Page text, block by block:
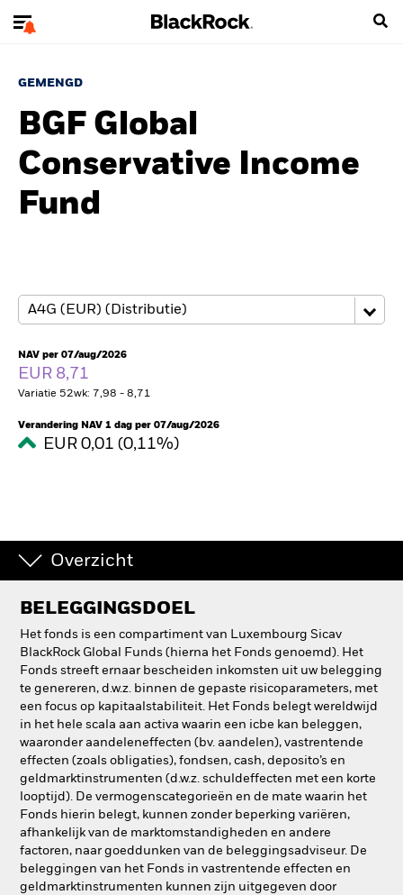
GEMENGD
BGF Global
Conservative Income
Fund
NAV per 07/aug/2026
EUR 8,71
Variatie 52wk: 7,98 - 8,71
Verandering NAV 1 dag per 07/aug/2026
EUR 0,01 (0,11%)
Overzicht
BELEGGINGSDOEL
Het fonds is een compartiment van Luxembourg Sicav
BlackRock Global Funds (hierna het Fonds genoemd). Het
Fonds streeft ernaar bescheiden inkomsten uit uw belegging
te genereren, d.w.z. binnen de gepaste risicoparameters, met
een focus op kapitaalstabiliteit. Het Fonds belegt wereldwijd
in het hele scala aan activa waarin een icbe kan beleggen,
waaronder aandeleneffecten (bv. aandelen), vastrentende
effecten (zoals obligaties), fondsen, cash, deposito’s en
geldmarktinstrumenten (d.w.z. schuldeffecten met een korte
looptijd). De vermogenscategorieën en de mate waarin het
Fonds hierin belegt, kunnen zonder beperking variëren,
afhankelijk van de marktomstandigheden en andere
factoren, naar goeddunken van de beleggingsadviseur. De
beleggingen van het Fonds in vastrentende effecten en
geldmarktinstrumenten kunnen zijn uitgegeven door